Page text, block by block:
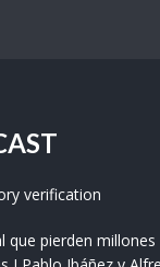
verification
que pierden millones